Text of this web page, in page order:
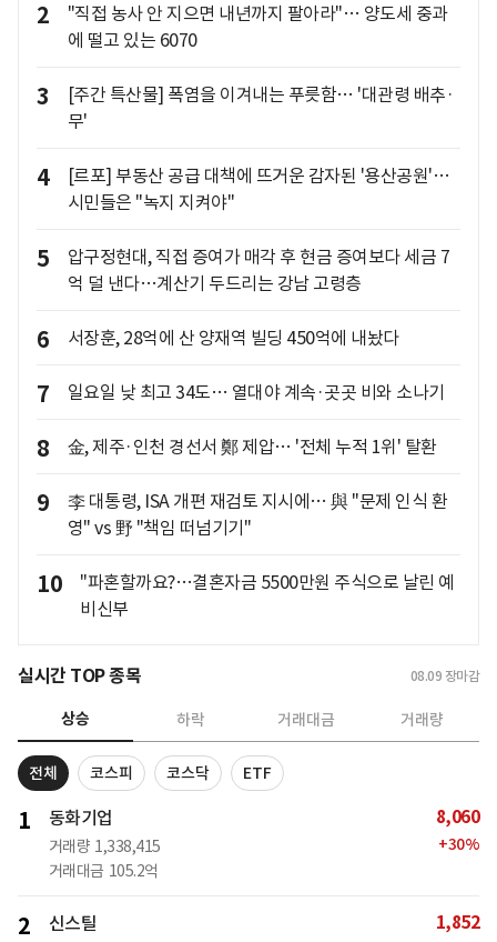
2
"직접 농사 안 지으면 내년까지 팔아라"… 양도세 중과
에 떨고 있는 6070
3
[주간 특산물] 폭염을 이겨내는 푸릇함… '대관령 배추·
무'
4
[르포] 부동산 공급 대책에 뜨거운 감자된 '용산공원'…
시민들은 "녹지 지켜야"
5
압구정현대, 직접 증여가 매각 후 현금 증여보다 세금 7
억 덜 낸다…계산기 두드리는 강남 고령층
6 서장훈, 28억에 산 양재역 빌딩 450억에 내놨다
7 일요일 낮 최고 34도… 열대야 계속·곳곳 비와 소나기
8 金, 제주·인천 경선서 鄭 제압… '전체 누적 1위' 탈환
9
李 대통령, ISA 개편 재검토 지시에… 與 "문제 인식 환
영" vs 野 "책임 떠넘기기"
10
"파혼할까요?…결혼자금 5500만원 주식으로 날린 예
비신부
실시간 TOP 종목 08.09 장마감
상승 하락 거래대금 거래량
전체 코스피 코스닥 ETF
1 동화기업
거래량 1,338,415
거래대금 105.2억
8,060
+30%
2 신스틸 1,852